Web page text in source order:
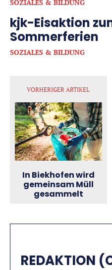
SOZIALES & BILDUNG
kjk-Eisaktion
Sommerferien
SOZIALES & BILDUNG
VORHERIGER ARTIKEL
In Biekhofen wird
gemeinsam Müll
gesammelt
REDAKTION